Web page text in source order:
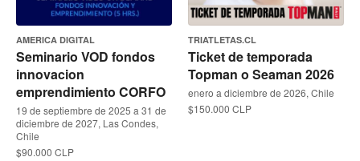
AMERICA DIGITAL
Seminario VOD fondos
innovacion
emprendimiento CORFO
19 de septiembre de 2025 a 31 de
diciembre de 2027, Las Condes,
Chile
$90.000 CLP
TRIATLETAS.CL
Ticket de temporada
Topman o Seaman 2026
enero a diciembre de 2026, Chile
$150.000 CLP